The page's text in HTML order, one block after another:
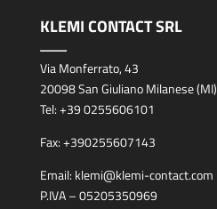
KLEMI CONTACT SRL
Via Monferrato, 43
20098 San Giuliano Milanese (MI)
Tel:+39 0255606101
Fax:+390255607143
Email: klemi@klemi-contact.com
P.IVA – 05205350969